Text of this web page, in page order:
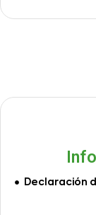
Declaración